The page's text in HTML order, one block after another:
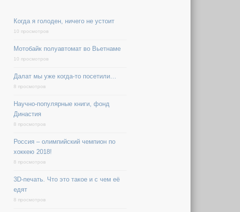
Когда я голоден, ничего не устоит
10 просмотров
Мотобайк полуавтомат во Вьетнаме
10 просмотров
Далат мы уже когда-то посетили…
8 просмотров
Научно-популярные книги, фонд
Династия
8 просмотров
Россия – олимпийский чемпион по
хоккею 2018!
8 просмотров
3D-печать. Что это такое и с чем её
едят
8 просмотров